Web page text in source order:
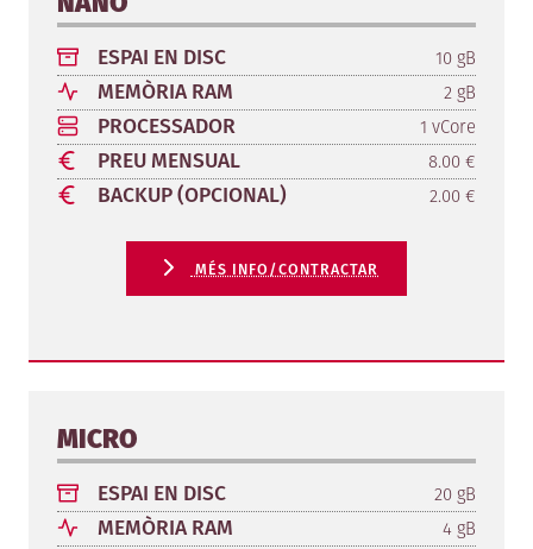
ESPAI EN DISC 10 gB
MEMÒRIA RAM 2 gB
PROCESSADOR 1 vCore
PREU MENSUAL 8.00 €
BACKUP (OPCIONAL) 2.00 €
MÉS INFO/CONTRACTAR
MICRO
ESPAI EN DISC 20 gB
MEMÒRIA RAM 4 gB